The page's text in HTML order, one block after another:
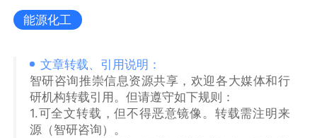
能源化工
文章转载、引用说明：
智研咨询推崇信息资源共享，欢迎各大媒体和行
研机构转载引用。但请遵守如下规则：
1.可全文转载，但不得恶意镜像。转载需注明来
源（智研咨询）。